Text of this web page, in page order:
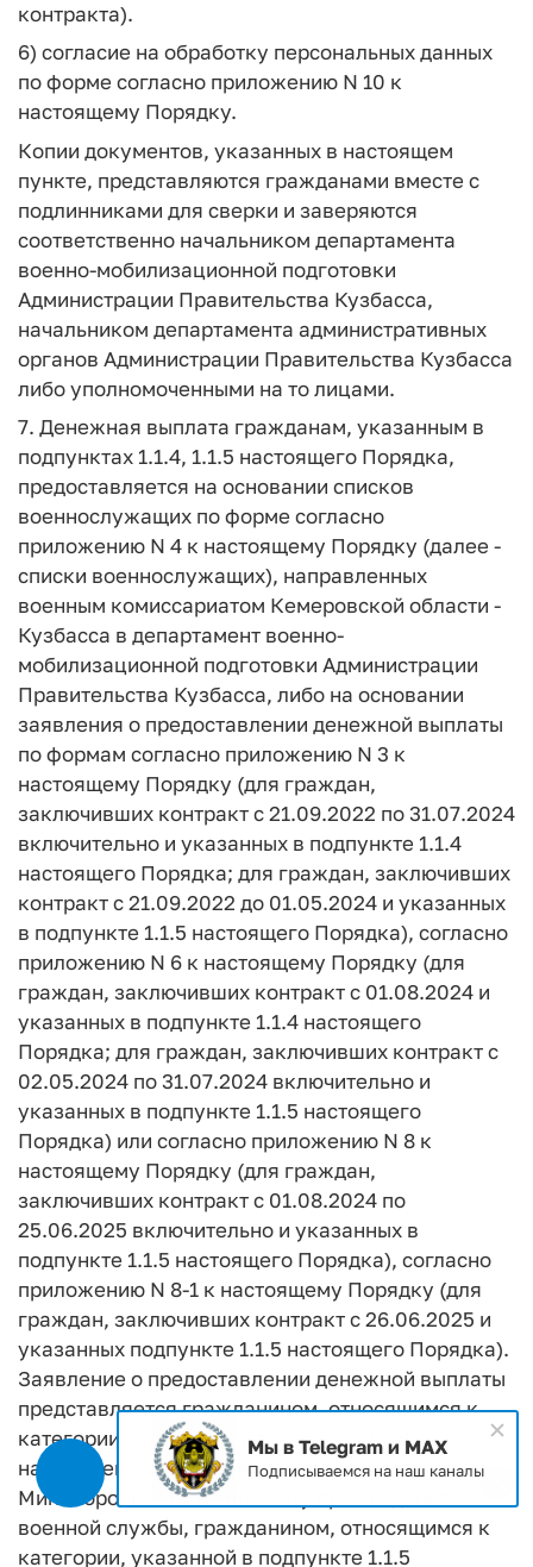
контракта).
6) согласие на обработку персональных данных
по форме согласно приложению N 10 к
настоящему Порядку.
Копии документов, указанных в настоящем
пункте, представляются гражданами вместе с
подлинниками для сверки и заверяются
соответственно начальником департамента
военно-мобилизационной подготовки
Администрации Правительства Кузбасса,
начальником департамента административных
органов Администрации Правительства Кузбасса
либо уполномоченными на то лицами.
7. Денежная выплата гражданам, указанным в
подпунктах 1.1.4, 1.1.5 настоящего Порядка,
предоставляется на основании списков
военнослужащих по форме согласно
приложению N 4 к настоящему Порядку (далее -
списки военнослужащих), направленных
военным комиссариатом Кемеровской области -
Кузбасса в департамент военно-
мобилизационной подготовки Администрации
Правительства Кузбасса, либо на основании
заявления о предоставлении денежной выплаты
по формам согласно приложению N 3 к
настоящему Порядку (для граждан,
заключивших контракт с 21.09.2022 по 31.07.2024
включительно и указанных в подпункте 1.1.4
настоящего Порядка; для граждан, заключивших
контракт с 21.09.2022 до 01.05.2024 и указанных
в подпункте 1.1.5 настоящего Порядка), согласно
приложению N 6 к настоящему Порядку (для
граждан, заключивших контракт с 01.08.2024 и
указанных в подпункте 1.1.4 настоящего
Порядка; для граждан, заключивших контракт с
02.05.2024 по 31.07.2024 включительно и
указанных в подпункте 1.1.5 настоящего
Порядка) или согласно приложению N 8 к
настоящему Порядку (для граждан,
заключивших контракт с 01.08.2024 по
25.06.2025 включительно и указанных в
подпункте 1.1.5 настоящего Порядка), согласно
приложению N 8-1 к настоящему Порядку (для
граждан, заключивших контракт с 26.06.2025 и
указанных подпункте 1.1.5 настоящего Порядка).
Заявление о предоставлении денежной выплаты
представляется гражданином, относящимся к
категории, указанной в подпункте 1.1.4
настоящего Порядка, в войсковую часть
Минобороны России по месту прохождения
военной службы, гражданином, относящимся к
категории, указанной в подпункте 1.1.5
Мы в Telegram и MAX
Подписываемся на наш каналы